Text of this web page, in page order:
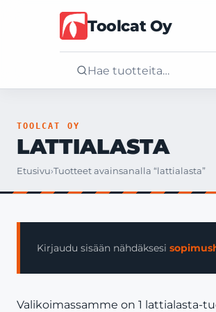
Toolcat Oy
Tuotteet
Yritys
TOOLCAT OY
LATTIALASTA
Etusivu›Tuotteet avainsanalla “lattialasta”
Kirjaudu sisään nähdäksesi
Valikoimassamme on 1 lattialasta-